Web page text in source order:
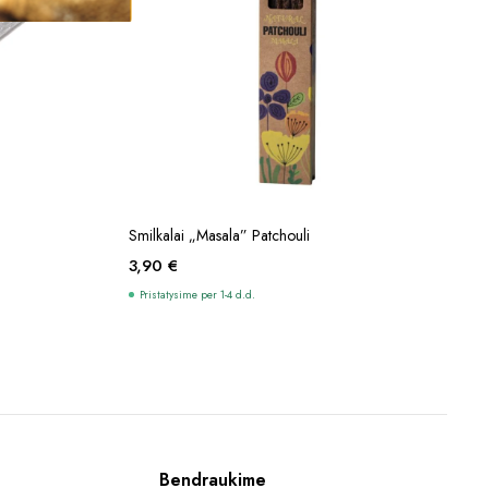
Į KREPŠELĮ
Smilkalai „Masala” Patchouli
3,90€
Pristatysime per 1-4 d.d.
Bendraukime